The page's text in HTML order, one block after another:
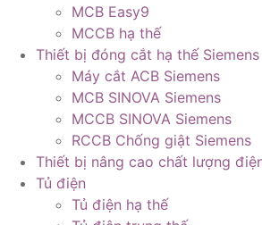
MCB Easy9
MCCB hạ thế
Thiết bị đóng cắt hạ thế Siemens
Máy cắt ACB Siemens
MCB SINOVA Siemens
MCCB SINOVA Siemens
RCCB Chống giật Siemens
Thiết bị nâng cao chất lượng
Tủ điện
Tủ điện hạ thế